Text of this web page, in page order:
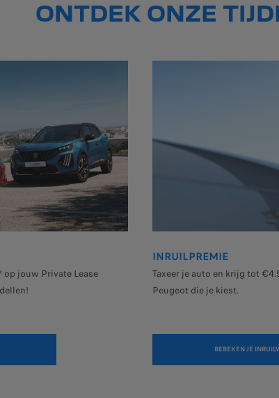
ONTDEK ONZE
jouw Private Lease
INRUILPREMIE
Taxeer je auto en krijg tot
Peugeot die je kiest.
BEREKEN JE